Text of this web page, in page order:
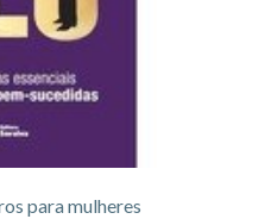
para mulheres